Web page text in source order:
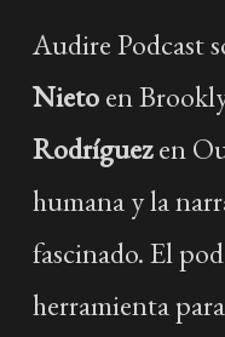
Audire Podcast
Nietoen
Rodríguezen
humana y la
fascinado. El
herramienta